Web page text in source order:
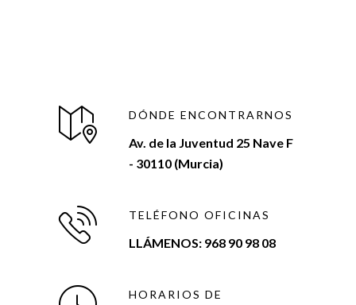
DÓNDE ENCONTRARNOS
Av. de la Juventud 25 Nave F
- 30110 (Murcia)
TELÉFONO OFICINAS
LLÁMENOS: 968 90 98 08
HORARIOS DE